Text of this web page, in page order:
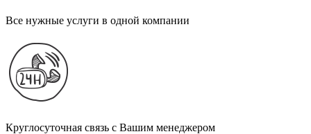
Все нужные услуги в одной компании
Круглосуточная связь с Вашим менеджером